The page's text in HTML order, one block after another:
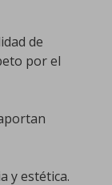
de
por el
y estética.